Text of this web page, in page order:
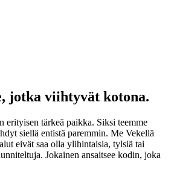
jotka viihtyvät kotona.
erityisen tärkeä paikka. Siksi teemme
siellä entistä paremmin. Me Vekellä
eivät saa olla ylihintaisia, tylsiä tai
Jokainen ansaitsee kodin, joka